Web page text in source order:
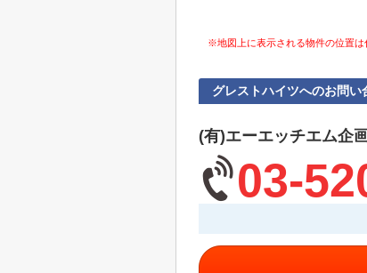
※地図上に表示される物件の位置は
グレストハイツへのお問い
(有)エーエッチエム企
03-